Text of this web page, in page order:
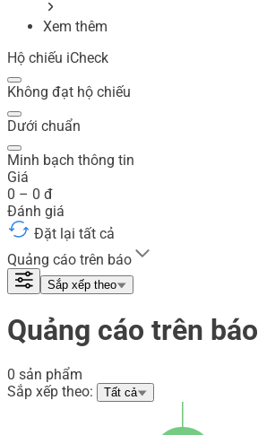
Xem thêm
Hộ chiếu iCheck
Không đạt hộ chiếu
Dưới chuẩn
Minh bạch thông tin
Giá
0 – 0 đ
Đánh giá
Đặt lại tất cả
Quảng cáo trên báo
Sắp xếp theo
Quảng cáo trên báo
0 sản phẩm
Sắp xếp theo:
Tất cả